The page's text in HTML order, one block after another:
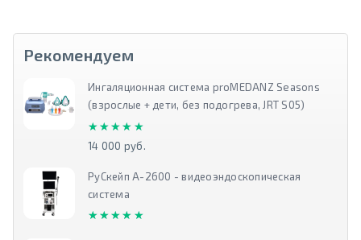
Рекомендуем
Ингаляционная система proMEDANZ Seasons
(взрослые + дети, без подогрева, JRT S05)
★★★★★
★★★★★
14 000 руб.
РуСкейп А-2600 - видеоэндоскопическая
система
★★★★★
★★★★★